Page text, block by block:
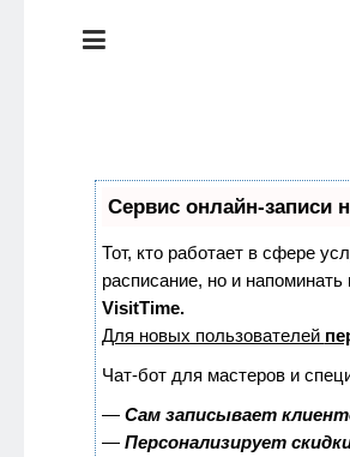
СТИЛЬ
ЭКОЛОГИЯ
ДОМА
КРАСОТА И
ЗДОРОВЬЕ
Сервис онлайн-записи
Тот, кто работает в сфере
расписание, но и
VisitTime.
Для новых пользователей
Чат-бот для мастеров и
— Сам записывает
— Персонализирует